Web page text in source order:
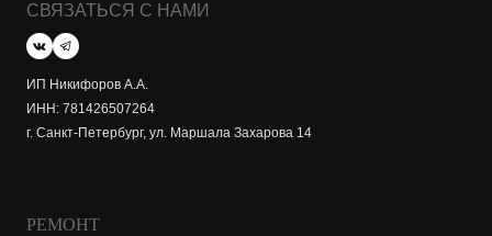
СВЯЗАТЬСЯ С НАМИ
ИП Никифоров А.А.
ИНН: 781426507264
г. Санкт-Петербург, ул. Маршала Захарова 14
РЕМОНТ